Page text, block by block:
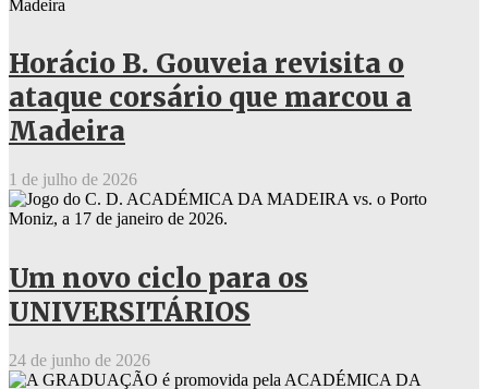
Horácio B. Gouveia revisita o
ataque corsário que marcou a
Madeira
1 de julho de 2026
Um novo ciclo para os
UNIVERSITÁRIOS
24 de junho de 2026